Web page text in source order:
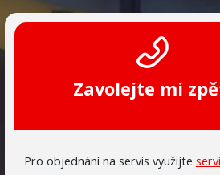
Zavolejte mi
Pro objednání na servis využijte